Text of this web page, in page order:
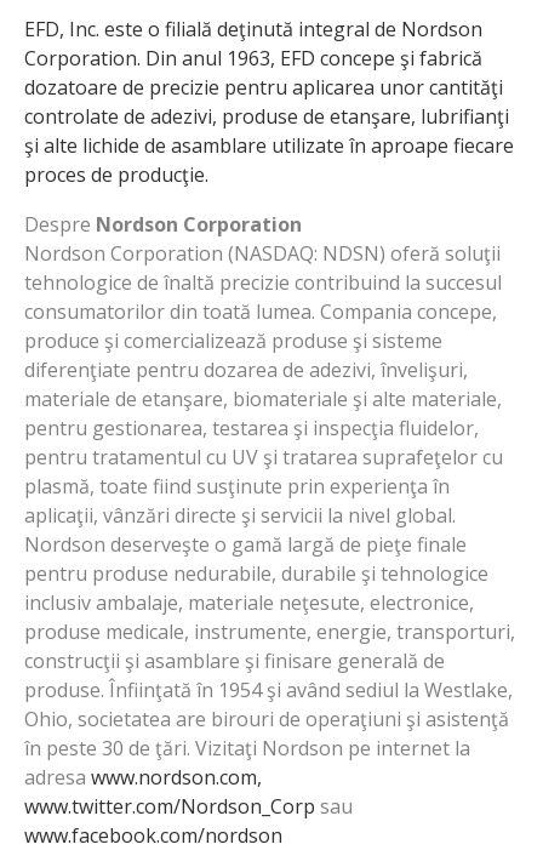
EFD, Inc. este o filială deţinută integral de Nordson
Corporation. Din anul 1963, EFD concepe şi fabrică
dozatoare de precizie pentru aplicarea unor cantităţi
controlate de adezivi, produse de etanşare, lubrifianţi
şi alte lichide de asamblare utilizate în aproape fiecare
proces de producţie.
Despre Nordson Corporation
Nordson Corporation (NASDAQ: NDSN) oferă soluţii
tehnologice de înaltă precizie contribuind la succesul
consumatorilor din toată lumea. Compania concepe,
produce şi comercializează produse şi sisteme
diferenţiate pentru dozarea de adezivi, învelişuri,
materiale de etanşare, biomateriale şi alte materiale,
pentru gestionarea, testarea şi inspecţia fluidelor,
pentru tratamentul cu UV şi tratarea suprafeţelor cu
plasmă, toate fiind susţinute prin experienţa în
aplicaţii, vânzări directe şi servicii la nivel global.
Nordson deserveşte o gamă largă de pieţe finale
pentru produse nedurabile, durabile şi tehnologice
inclusiv ambalaje, materiale neţesute, electronice,
produse medicale, instrumente, energie, transporturi,
construcţii şi asamblare şi finisare generală de
produse. Înfiinţată în 1954 şi având sediul la Westlake,
Ohio, societatea are birouri de operaţiuni şi asistenţă
în peste 30 de ţări. Vizitaţi Nordson pe internet la
adresa www.nordson.com,
www.twitter.com/Nordson_Corp sau
www.facebook.com/nordson